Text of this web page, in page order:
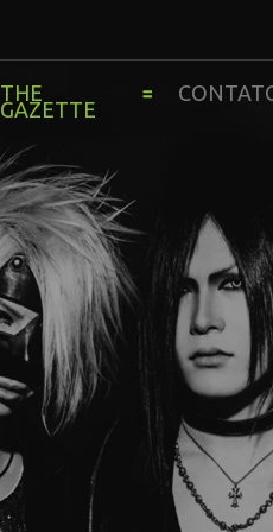
THE
GAZETTE